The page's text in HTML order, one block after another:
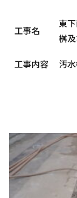
工事名
東
桝
工事内容 汚